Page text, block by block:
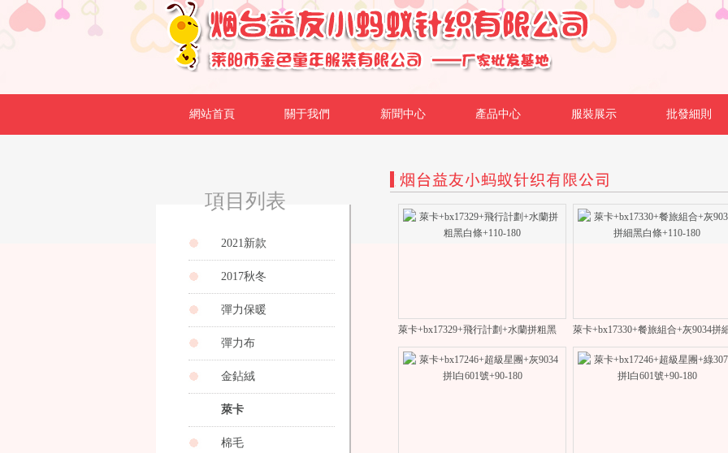
網站首頁 關于我們 新聞中心 產品中心 服裝展示 批發細則
萊卡+bx17329+飛行計劃+水蘭拼粗黑白條+110-180萊卡+bx17330+餐旅組合+灰9034拼
項目列表
2021新款
2017秋冬
彈力保暖
彈力布
金鉆絨
萊卡
棉毛